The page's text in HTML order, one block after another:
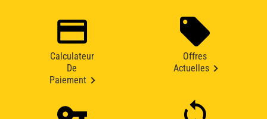
Calculateur
De
Paiement
Offres
Actuelles